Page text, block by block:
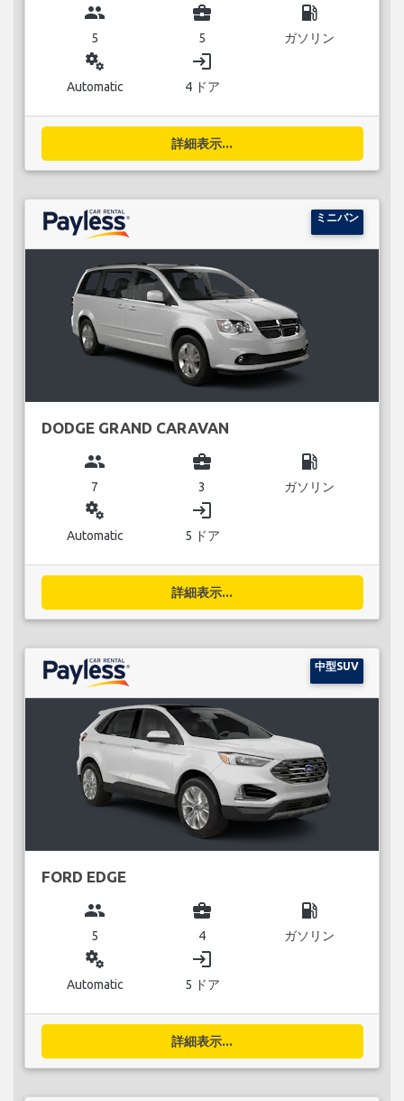
group
5
business_center
5
local_gas_station
ガソリン
miscellaneous_services
Automatic
login
4 ドア
詳細表示...
ミニバン
DODGE GRAND CARAVAN
group
7
business_center
3
local_gas_station
ガソリン
miscellaneous_services
Automatic
login
5 ドア
詳細表示...
中型SUV
FORD EDGE
group
5
business_center
4
local_gas_station
ガソリン
miscellaneous_services
Automatic
login
5 ドア
詳細表示...